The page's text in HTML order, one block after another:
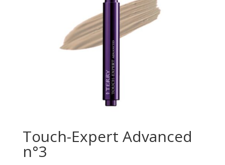
Touch-Expert Advanced
n°3